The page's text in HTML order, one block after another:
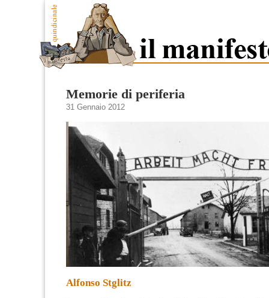
Memorie di periferia
31 Gennaio 2012
Alfonso Stglitz